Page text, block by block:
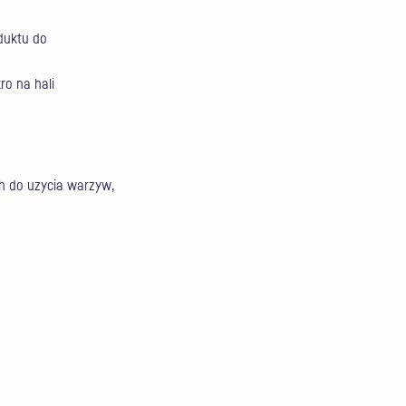
do
na hali
do uzycia warzyw,